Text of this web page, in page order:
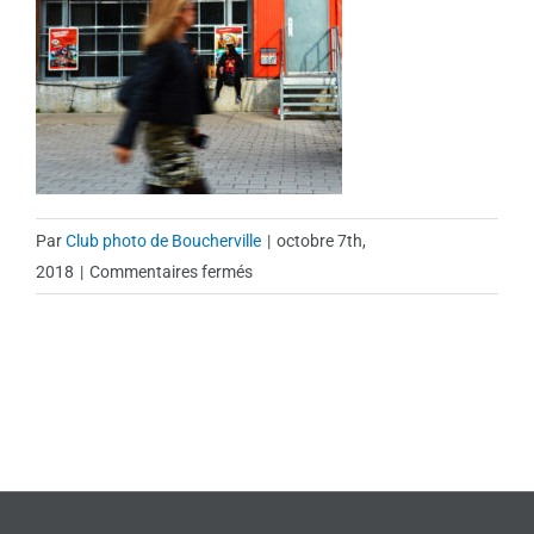
ParClub photo de Boucherville | octobre 7th,
2018 | Commentaires ferméssur